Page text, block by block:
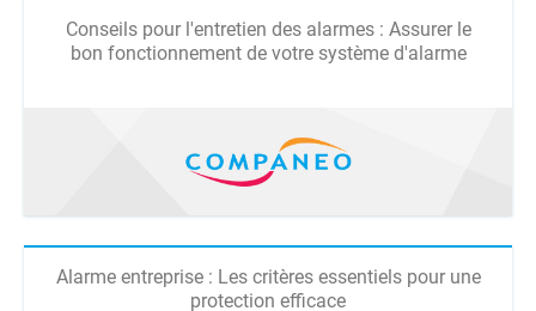
Conseils pour l'entretien des alarmes : Assurer le
bon fonctionnement de votre système d'alarme
Alarme entreprise : Les critères essentiels pour une
protection efficace